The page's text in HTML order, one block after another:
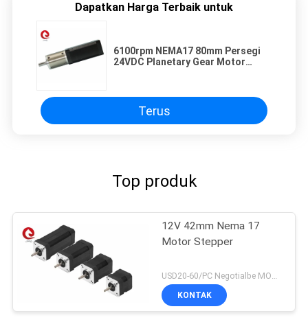
Dapatkan Harga Terbaik untuk
6100rpm NEMA17 80mm Persegi
24VDC Planetary Gear Motor
Terus
Top produk
12V 42mm Nema 17
Motor Stepper
USD20-60/PC Negotialbe MOQ:5 pcs
KONTAK